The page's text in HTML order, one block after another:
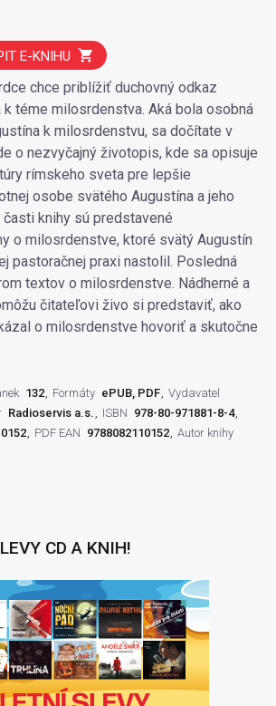
chce priblížiť duchovný odkaz
k téme milosrdenstva. Aká bola osobná
k milosrdenstvu, sa dočítate v
o nezvyčajný životopis, kde sa opisuje
rímskeho sveta pre lepšie
osobe svätého Augustína a jeho
časti knihy sú predstavené
o milosrdenstve, ktoré svätý Augustín
pastoračnej praxi nastolil. Posledná
textov o milosrdenstve. Nádherné a
čitateľovi živo si predstaviť, ako
o milosrdenstve hovoriť a skutočne
E-KNIHU
132 Formáty ePUB, PDF Vydavatel
Radioservis a.s. ISBN 978-80-971881-8-4
PDF EAN 9788082110152 Autor knihy
CD A KNIH!